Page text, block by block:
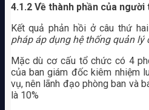
4.1.2 Về thành phần của
Kết quả phản hồi ở câu thứ
pháp áp dụng hệ thống quản lý
Mặc dù cơ cấu tổ chức có 4
của ban giám đốc kiêm nhiệm
vụ, nên lãnh đạo phòng ban và
là 10%